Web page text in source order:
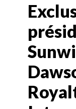
FORFAIT VACANCES
CROISIÈRES
HOTELS &
DESTINATIONS